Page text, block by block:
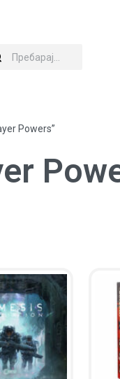
Powers”